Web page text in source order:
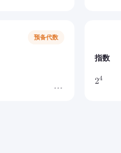
预备代数
指数
24